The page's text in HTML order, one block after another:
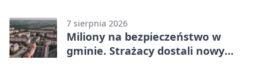
7 sierpnia 2026
Miliony na bezpieczeństwo w
gminie. Strażacy dostali nowy